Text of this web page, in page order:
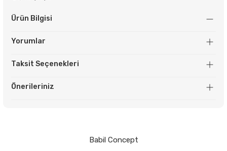
Ürün Bilgisi
Yorumlar
Taksit Seçenekleri
Önerileriniz
Babil Concept